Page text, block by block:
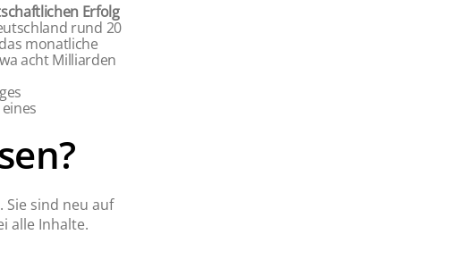
Erfolg
rund 20
monatliche
acht Milliarden
Sie sind neu auf
alle Inhalte.